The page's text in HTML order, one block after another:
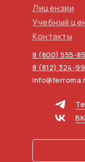
Лицензии
Учебный
Контакты
8 (800) 555-
8 (812) 324-